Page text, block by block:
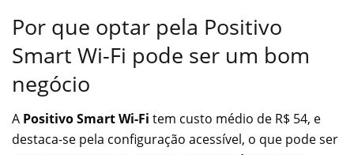
Por que optar pela Positivo
Smart Wi-Fi pode ser um bom
negócio
A Positivo Smart Wi-Fi tem custo médio de R$ 54, e
destaca-se pela configuração acessível, o que pode ser